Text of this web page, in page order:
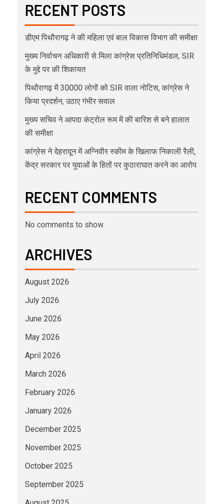
RECENT POSTS
डीएम पिथौरागढ़ ने की महिला एवं बाल विकास विभाग की समीक्षा
मुख्य निर्वाचन अधिकारी से मिला कांग्रेस प्रतिनिधिमंडल, SIR
के मुद्दे पर की शिकायत
पिथौरागढ़ में 30000 लोगों को SIR वाला नोटिस, कांग्रेस ने
किया प्रदर्शन, उठाए गंभीर सवाल
मुख्य सचिव ने आपदा कंट्रोल रूम में की बारिश से बने हालात
की समीक्षा
कांग्रेस ने देहरादून में अग्निवीर स्कीम के खिलाफ निकाली रैली,
केंद्र सरकार पर युवाओं के हितों पर कुठाराघात करने का आरोप
RECENT COMMENTS
No comments to show.
ARCHIVES
August 2026
July 2026
June 2026
May 2026
April 2026
March 2026
February 2026
January 2026
December 2025
November 2025
October 2025
September 2025